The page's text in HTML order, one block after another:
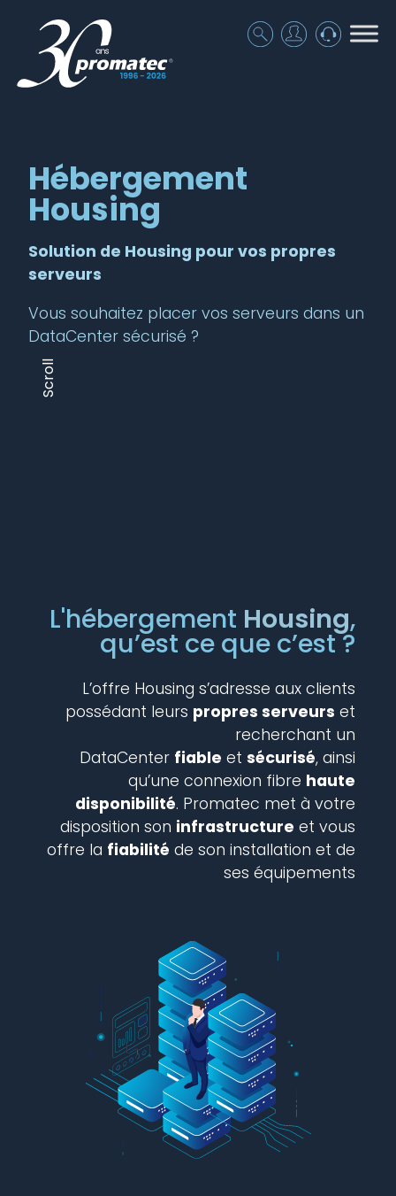
Hébergement
Housing
Solution de Housing pour vos propres
serveurs
Vous souhaitez placer vos serveurs dans un
DataCenter sécurisé ?
Scroll
L'hébergement Housing,
qu’est ce que c’est ?
L’offre Housing s’adresse aux clients
possédant leurs propres serveurs et
recherchant un
DataCenter fiable et sécurisé, ainsi
qu’une connexion fibre haute
disponibilité. Promatec met à votre
disposition son infrastructure et vous
offre la fiabilité de son installation et de
ses équipements